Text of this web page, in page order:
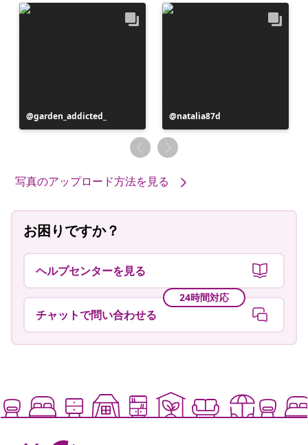
投
稿
garden_addicted_
投
稿
者
natalia87d
写真のアップロード方法を見る
お困りですか？
ヘルプセンターを見る
24時間対応
チャットで問い合わせる